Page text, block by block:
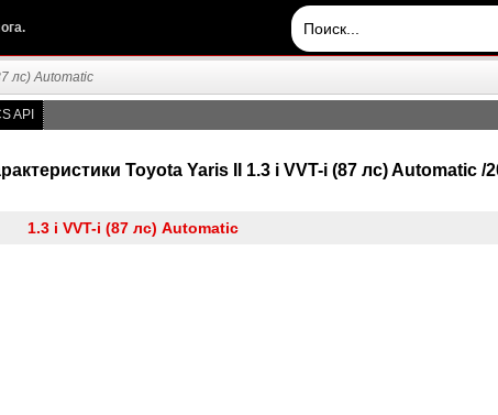
лс) Automatic
API
Toyota Yaris II 1.3 i VVT-i (87 лс) Automatic /